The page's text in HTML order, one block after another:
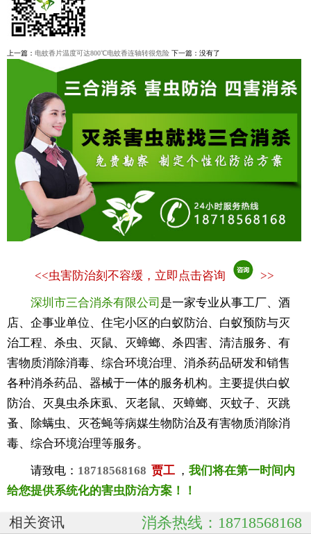
上一篇： 电蚊香片温度可达800℃电蚊香连轴转很危险 下一篇：没有了
<<虫害防治刻不容缓，立即点击咨询 >>
深圳市三合消杀有限公司 是一家专业从事工厂、酒
店、企事业单位、住宅小区的白蚁防治、白蚁预防与灭
治工程、杀虫、灭鼠、灭蟑螂、杀四害、清洁服务、有
害物质消除消毒、综合环境治理、消杀药品研发和销售
各种消杀药品、器械于一体的服务机构。主要提供白蚁
防治、灭臭虫杀床虱、灭老鼠、灭蟑螂、灭蚊子、灭跳
蚤、除螨虫、灭苍蝇等病媒生物防治及有害物质消除消
毒、综合环境治理等服务。
请致电： 18718568168 贾工 ， 我们将在第一时间内
给您提供系统化的害虫防治方案！！
相关资讯 消杀热线：18718568168